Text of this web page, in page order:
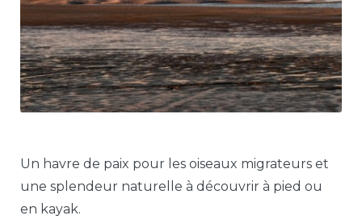
Un havre de paix pour les oiseaux migrateurs et
une splendeur naturelle à découvrir à pied ou
en kayak.